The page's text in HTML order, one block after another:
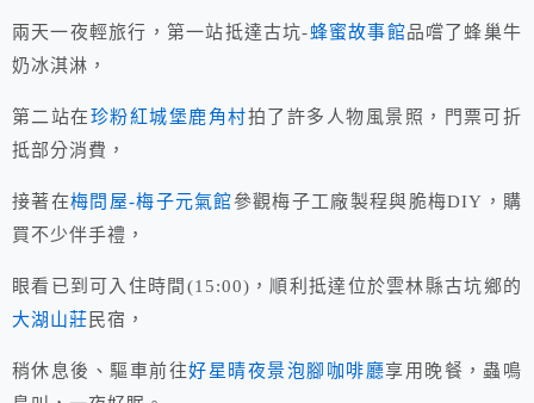
兩天一夜輕旅行，第一站抵達古坑-蜂蜜故事館品嚐了蜂巢牛
奶冰淇淋，
第二站在珍粉紅城堡鹿角村拍了許多人物風景照，門票可折
抵部分消費，
接著在梅問屋-梅子元氣館參觀梅子工廠製程與脆梅DIY，購
買不少伴手禮，
眼看已到可入住時間(15:00)，順利抵達位於雲林縣古坑鄉的
大湖山莊 民宿，
稍休息後、驅車前往好星晴夜景泡腳咖啡廳享用晚餐，蟲鳴